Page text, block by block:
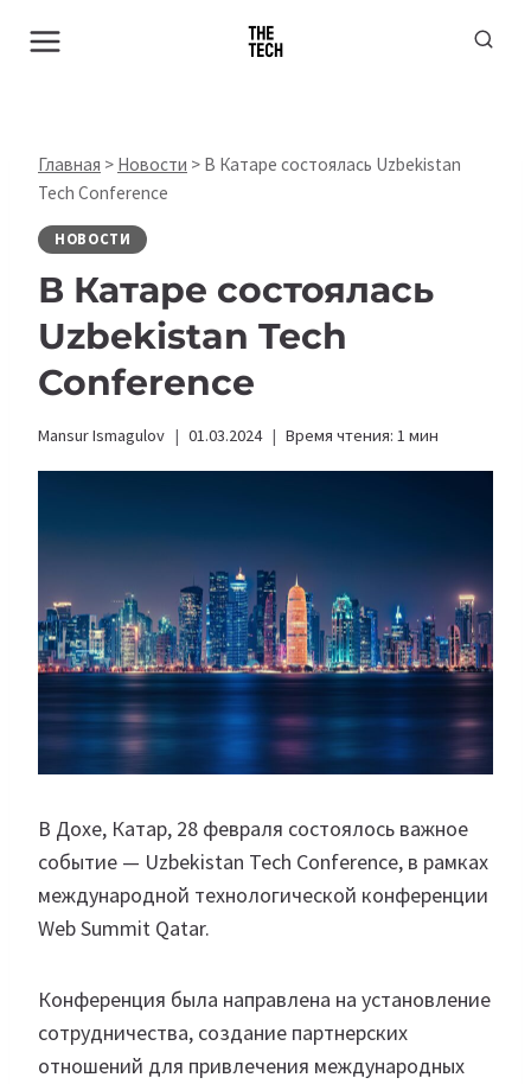
Главная > Новости > В Катаре состоялась Uzbekistan
Tech Conference
НОВОСТИ
В Катаре состоялась
Uzbekistan Tech
Conference
Mansur Ismagulov 01.03.2024 Время чтения: 1 мин
В Дохе, Катар, 28 февраля состоялось важное
событие — Uzbekistan Tech Conference, в рамках
международной технологической конференции
Web Summit Qatar.
Конференция была направлена на установление
сотрудничества, создание партнерских
отношений для привлечения международных